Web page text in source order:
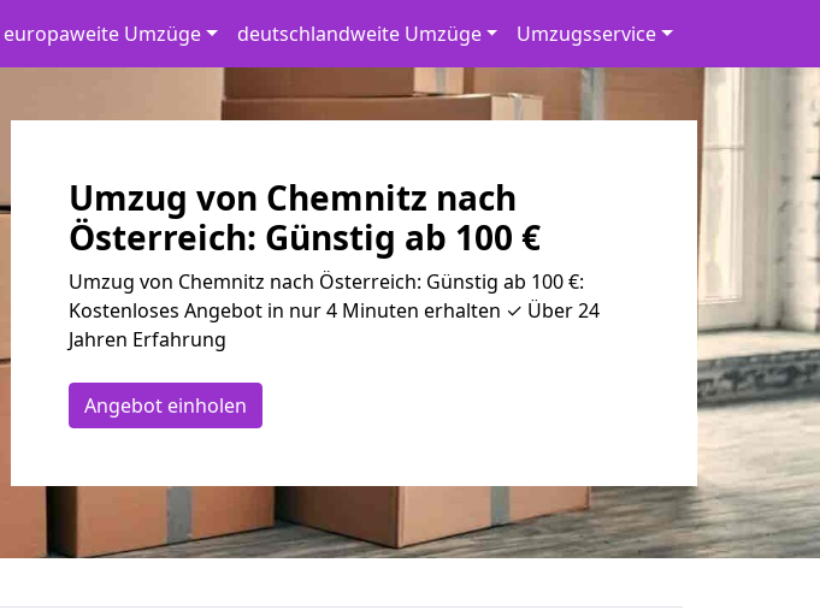
europaweite Umzüge deutschlandweite Umzüge Umzugsservice
Umzug von Chemnitz nach
Österreich: Günstig ab 100 €
Umzug von Chemnitz nach Österreich: Günstig ab 100 €:
Kostenloses Angebot in nur 4 Minuten erhalten ✓ Über 24
Jahren Erfahrung
Angebot einholen